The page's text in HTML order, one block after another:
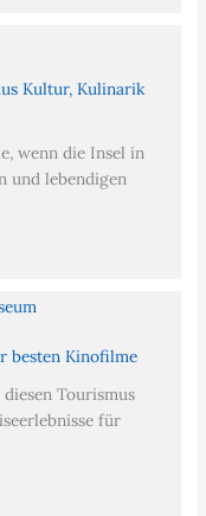
Kultur, Kulinarik
wenn die Insel in
und lebendigen
besten Kinofilme
Tourismus
für